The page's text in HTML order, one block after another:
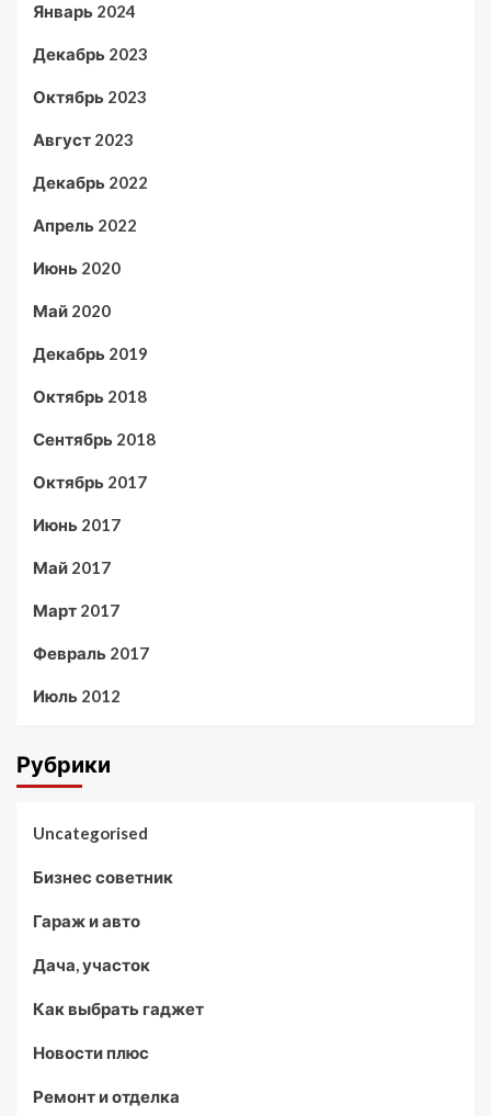
Январь 2024
Декабрь 2023
Октябрь 2023
Август 2023
Декабрь 2022
Апрель 2022
Июнь 2020
Май 2020
Декабрь 2019
Октябрь 2018
Сентябрь 2018
Октябрь 2017
Июнь 2017
Май 2017
Март 2017
Февраль 2017
Июль 2012
Рубрики
Uncategorised
Бизнес советник
Гараж и авто
Дача, участок
Как выбрать гаджет
Новости плюс
Ремонт и отделка